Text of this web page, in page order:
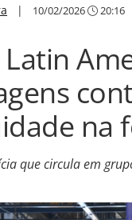
| 10/02/2026 20:16
na
que circula em